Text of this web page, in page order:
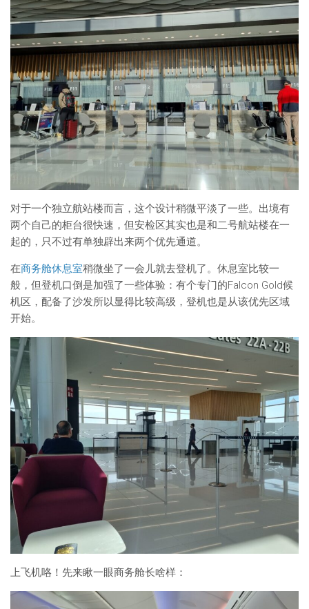
对于一个独立航站楼而言，这个设计稍微平淡了一些。出境有
两个自己的柜台很快速，但安检区其实也是和二号航站楼在一
起的，只不过有单独辟出来两个优先通道。
在商务舱休息室稍微坐了一会儿就去登机了。休息室比较一
般，但登机口倒是加强了一些体验：有个专门的Falcon Gold候
机区，配备了沙发所以显得比较高级，登机也是从该优先区域
开始。
上飞机咯！先来瞅一眼商务舱长啥样：